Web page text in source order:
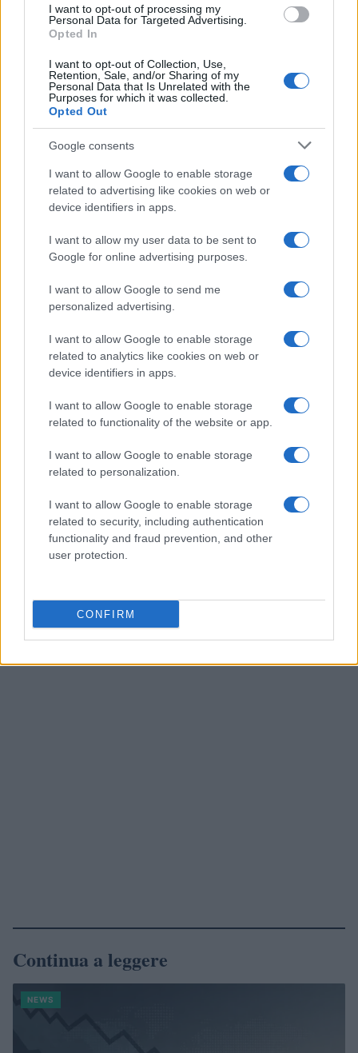
I want to opt-out of processing my
Personal Data for Targeted Advertising.
Opted In
I want to opt-out of Collection, Use,
Retention, Sale, and/or Sharing of my
Personal Data that Is Unrelated with the
Purposes for which it was collected.
Opted Out
Google consents
I want to allow Google to enable storage
related to advertising like cookies on web or
device identifiers in apps.
I want to allow my user data to be sent to
Google for online advertising purposes.
I want to allow Google to send me
personalized advertising.
I want to allow Google to enable storage
related to analytics like cookies on web or
device identifiers in apps.
I want to allow Google to enable storage
related to functionality of the website or app.
I want to allow Google to enable storage
related to personalization.
I want to allow Google to enable storage
related to security, including authentication
functionality and fraud prevention, and other
user protection.
CONFIRM
privilegiare produttori che operano con cura e rispetto del
territorio. Dietro ogni scelta economica si trova una storia
che merita di essere ricostruita e documentata.
Per approfondire
Si segnalano report di istituzioni internazionali, saggi di
economia applicata e pubblicazioni di
Gambero Rossoper approfondire temi di filiera e
sostenibilità. La conoscenza rappresenta uningrediente
offrono metodi di analisi e indicatori utili per valutare
rischi e opportunità.
Economia,crescitaesostenibilità
sono componenti
Marchetti, ex chef stellata e ora food writer, sottolinea che
il palato è una guida sensoriale verso scelte più
consapevoli. La combinazione di competenze tecniche,
trasparenza della filiera e criteri di sostenibilità favorisce
valore territoriale.
AUTORE
Staff
Continua a leggere
NEWS